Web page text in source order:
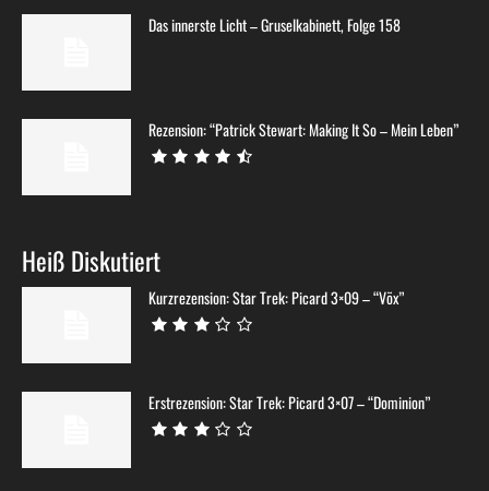
Das innerste Licht – Gruselkabinett, Folge 158
Rezension: “Patrick Stewart: Making It So – Mein Leben”
Heiß Diskutiert
Kurzrezension: Star Trek: Picard 3×09 – “Võx”
Erstrezension: Star Trek: Picard 3×07 – “Dominion”